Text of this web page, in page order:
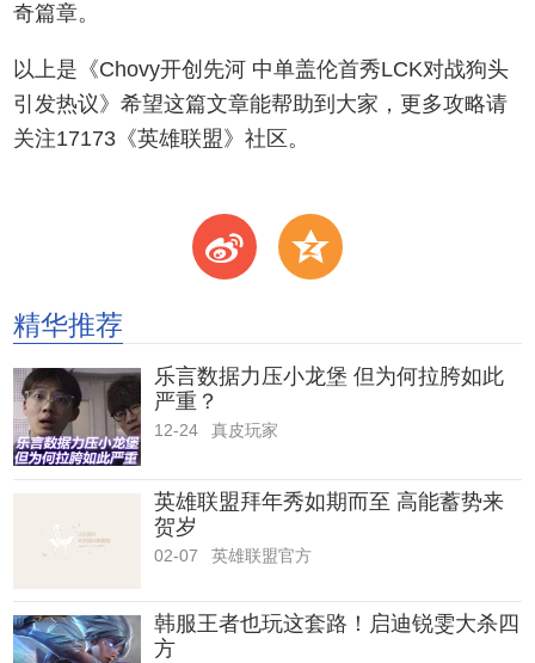
奇篇章。
以上是《Chovy开创先河 中单盖伦首秀LCK对战狗头
引发热议》希望这篇文章能帮助到大家，更多攻略请
关注17173《英雄联盟》社区。
t z
精华推荐
乐言数据力压小龙堡 但为何拉胯如此
严重？
12-24 真皮玩家
英雄联盟拜年秀如期而至 高能蓄势来
贺岁
02-07 英雄联盟官方
韩服王者也玩这套路！启迪锐雯大杀四
方